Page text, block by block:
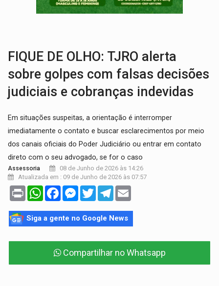
PF ESTÁ APURANDO:Flávio Bolsonaro escolhe Alfredo Gaspar como vice, alvo de
FIQUE DE OLHO: TJRO alerta
sobre golpes com falsas decisões
judiciais e cobranças indevidas
Em situações suspeitas, a orientação é interromper
imediatamente o contato e buscar esclarecimentos por meio
dos canais oficiais do Poder Judiciário ou entrar em contato
direto com o seu advogado, se for o caso
Assessoria
08 de Junho de 2026 às 14:26
Atualizada em : 09 de Junho de 2026 às 07:57
Print WhatsAppFacebookMessenger
TwitterTelegram
Siga a gente no Google News
Compartilhar no Whatsapp